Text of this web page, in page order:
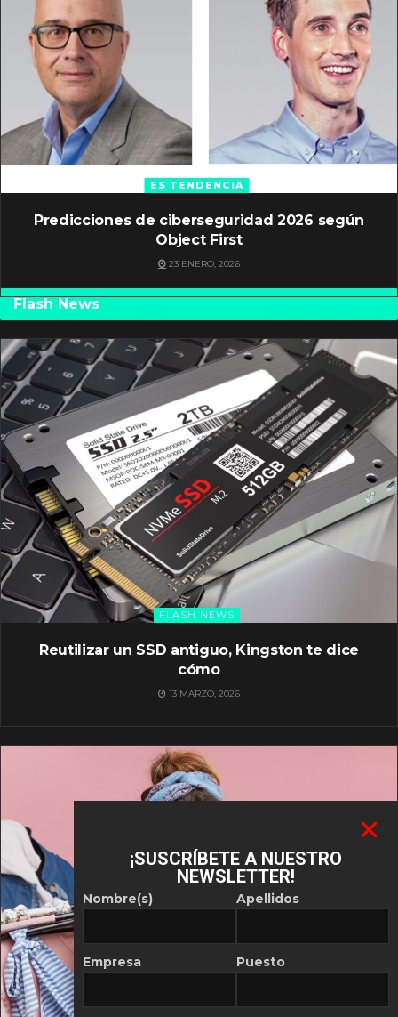
ES TENDENCIA
Predicciones de ciberseguridad 2026 según
Object First
23 ENERO, 2026
Flash News
FLASH NEWS
Reutilizar un SSD antiguo, Kingston te dice
cómo
13 MARZO, 2026
¡SUSCRÍBETE A NUESTRO
NEWSLETTER!
Nombre(s)
Empresa
Apellidos
Puesto